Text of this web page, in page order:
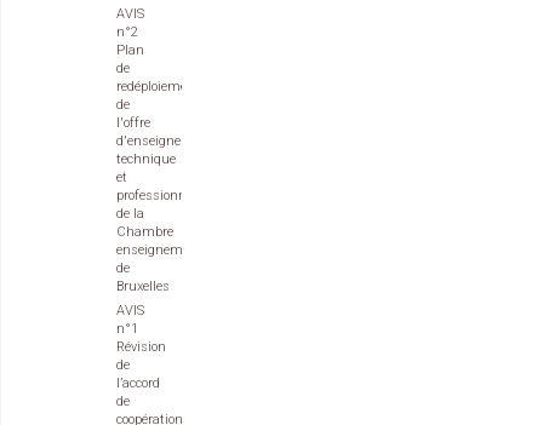
AVIS
n°2
Plan
de
redéploiement
de
l'offre
d'enseignement
technique
et
professionnel
de la
Chambre
enseignement
de
Bruxelles
AVIS
n°1
Révision
de
l’accord
de
coopération